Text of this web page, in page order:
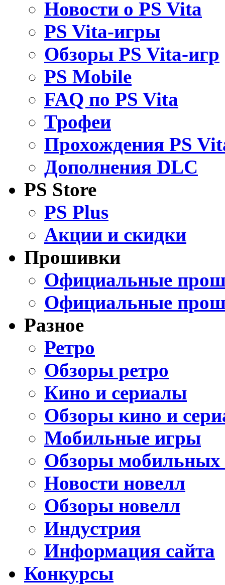
Новости о PS Vita
PS Vita-игры
Обзоры PS Vita-игр
PS Mobile
FAQ по PS Vita
Трофеи
Прохождения PS
Дополнения DLC
PS Store
PS Plus
Акции и скидки
Прошивки
Официальные
Официальные
Разное
Ретро
Обзоры ретро
Кино и сериалы
Обзоры кино и
Мобильные игры
Обзоры мобильных
Новости новелл
Обзоры новелл
Индустрия
Информация сайта
Конкурсы